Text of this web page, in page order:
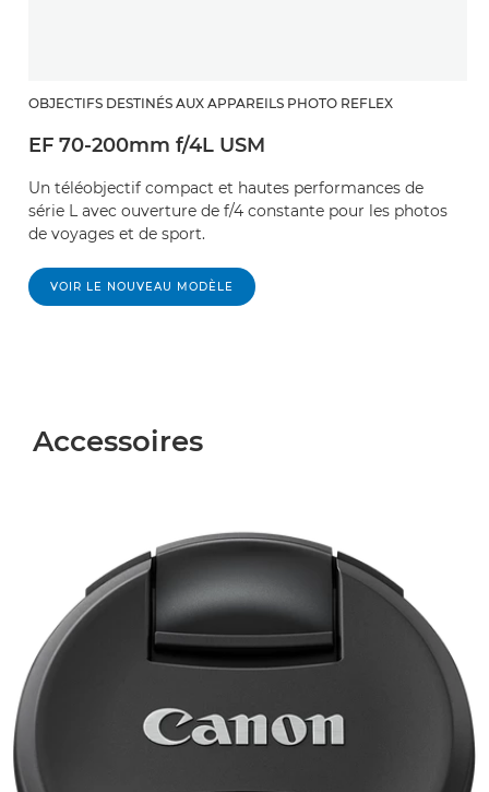
OBJECTIFS DESTINÉS AUX APPAREILS PHOTO REFLEX
EF 70-200mm f/4L USM
Un téléobjectif compact et hautes performances de
série L avec ouverture de f/4 constante pour les photos
de voyages et de sport.
VOIR LE NOUVEAU MODÈLE
Accessoires